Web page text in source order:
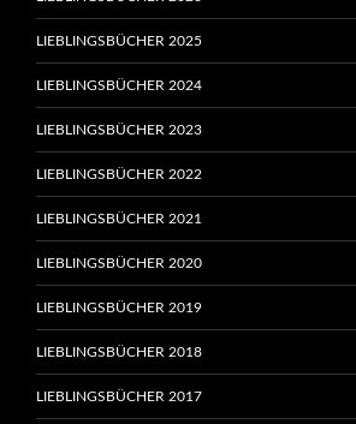
LIEBLINGSBÜCHER 2025
LIEBLINGSBÜCHER 2024
LIEBLINGSBÜCHER 2023
LIEBLINGSBÜCHER 2022
LIEBLINGSBÜCHER 2021
LIEBLINGSBÜCHER 2020
LIEBLINGSBÜCHER 2019
LIEBLINGSBÜCHER 2018
LIEBLINGSBÜCHER 2017